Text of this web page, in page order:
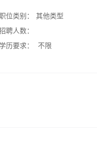
位类别：
其他类型
聘人数：
历要求：
不限